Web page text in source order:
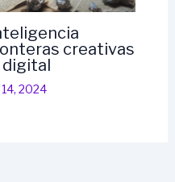
creativas
digital
2024